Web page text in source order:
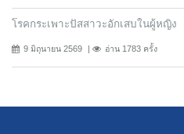
โรคกระเพาะปัสสาวะอักเสบในผู้หญิง
9 มิถุนายน 2569 อ่าน 1783 ครั้ง